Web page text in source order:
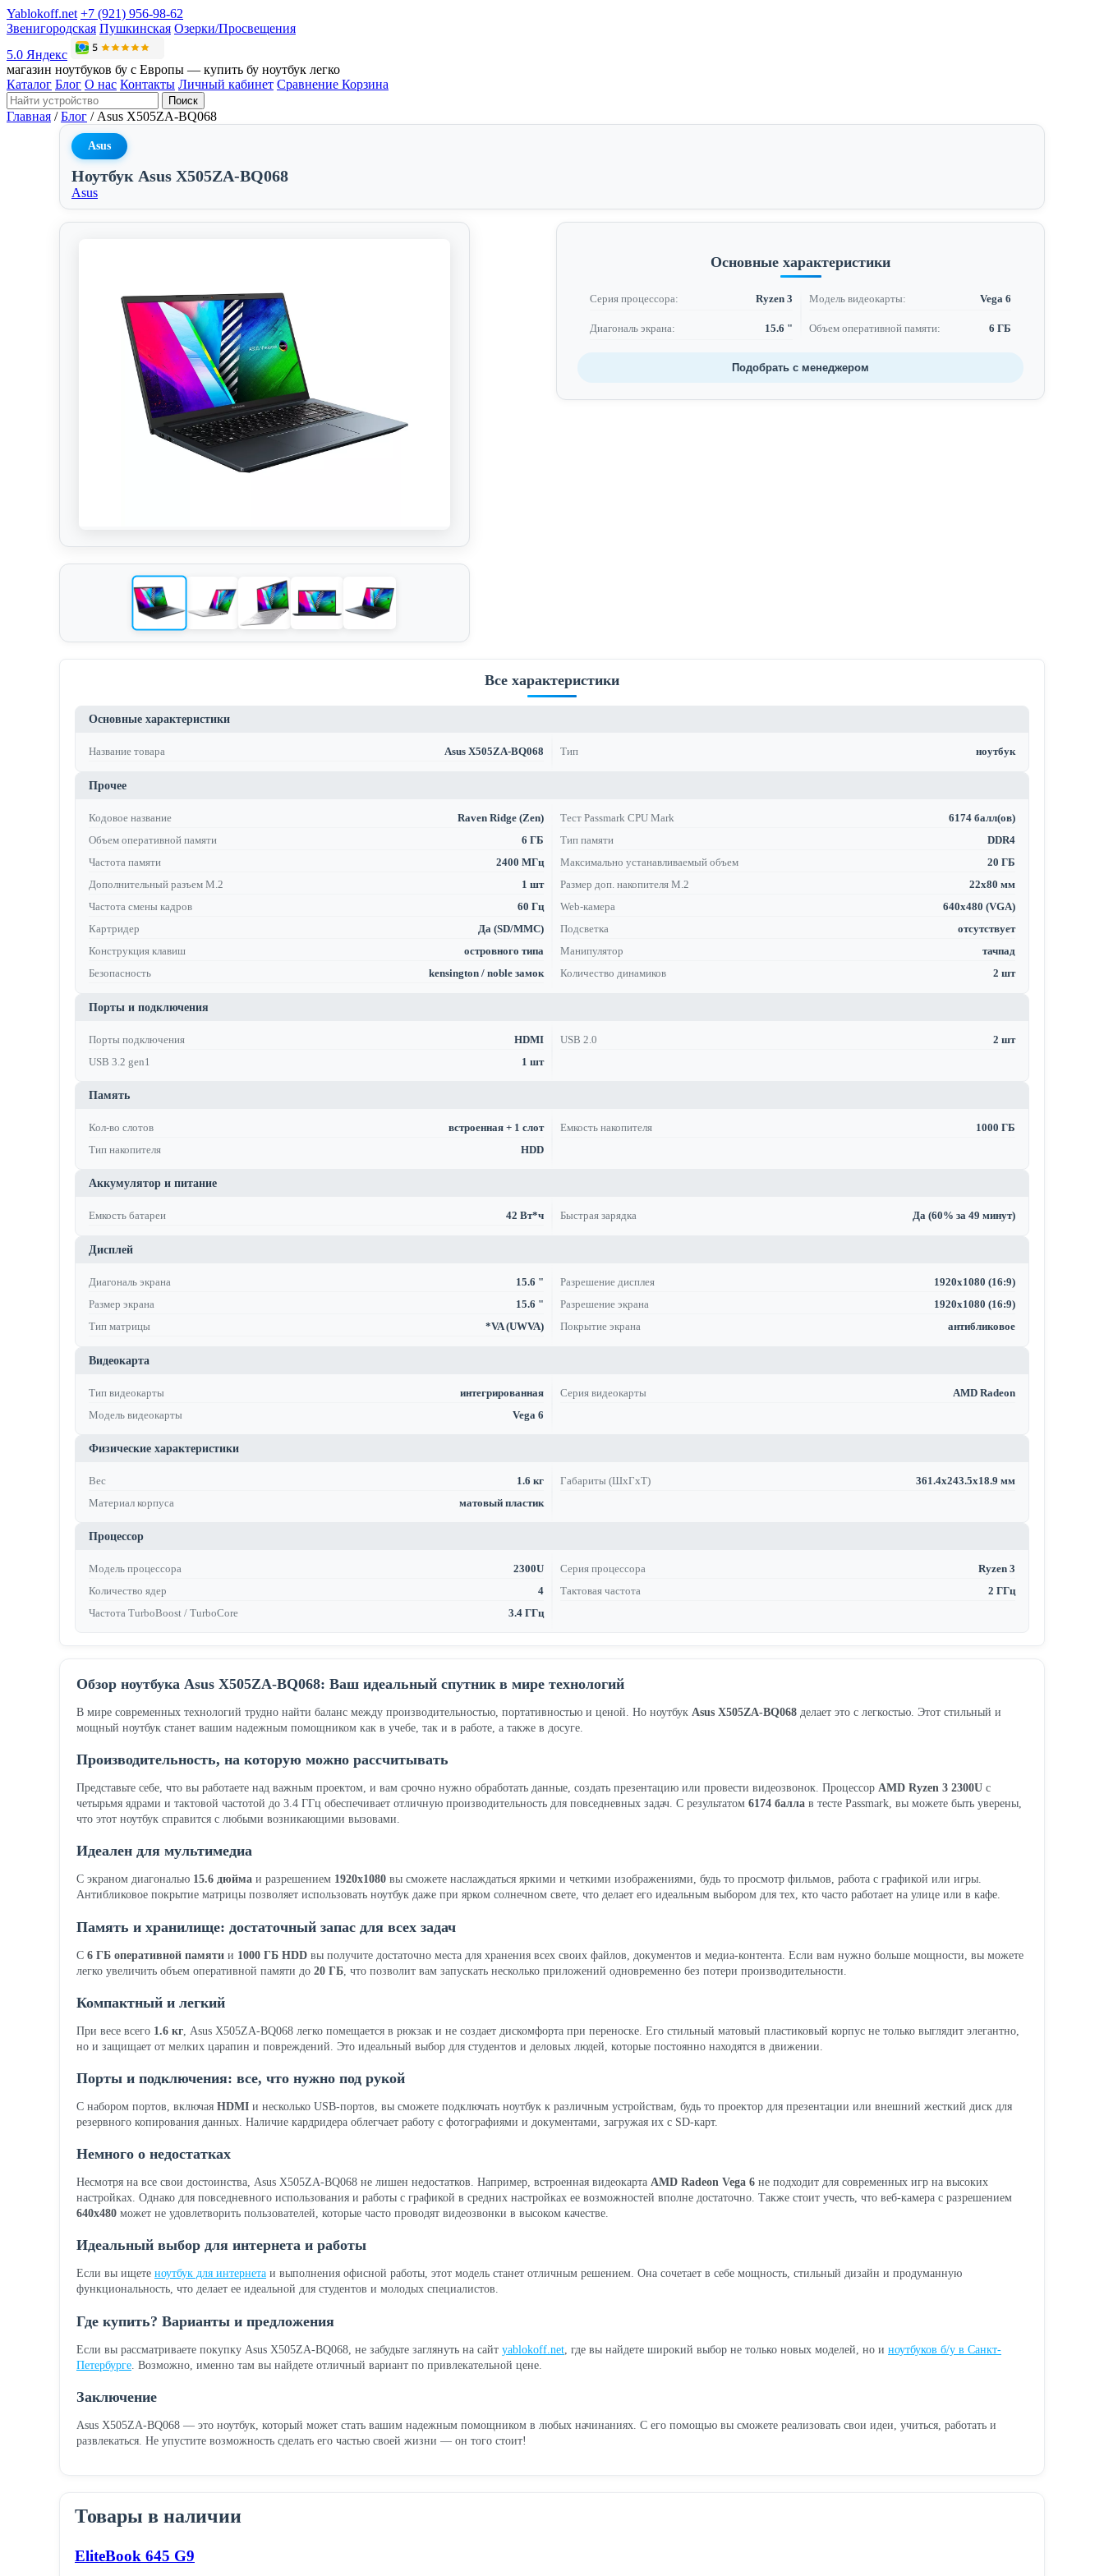
Yablokoff.net +7 (921) 956-98-62
Звенигородская Пушкинская Озерки/Просвещения
5.0 Яндекс
магазин ноутбуков бу с Европы — купить бу ноутбук легко
Каталог Блог О нас Контакты Личный кабинет Сравнение Корзина
Поиск
Главная / Блог / Asus X505ZA-BQ068
Asus
Ноутбук Asus X505ZA-BQ068
Asus
Основные характеристики
Серия процессора: Ryzen 3 Модель видеокарты: Vega 6
Диагональ экрана: 15.6 " Объем оперативной памяти: 6 ГБ
Подобрать с менеджером
Все характеристики
Основные характеристики
Название товара Asus X505ZA-BQ068 Тип ноутбук
Прочее
Кодовое название Raven Ridge (Zen) Тест Passmark CPU Mark
6174 балл(ов)
Объем оперативной памяти
6 ГБ Тип памяти
DDR4
Частота памяти
2400 МГц Максимально устанавливаемый объем
20 ГБ
Дополнительный разъем M.2
1 шт Размер доп. накопителя M.2
22x80 мм
Частота смены кадров
60 Гц Web-камера
640x480 (VGA)
Картридер
Да (SD/MMC) Подсветка
отсутствует
Конструкция клавиш
островного типа Манипулятор
тачпад
Безопасность
kensington / noble замок Количество динамиков 2 шт
Порты и подключения
Порты подключения HDMI USB 2.0
2 шт
USB 3.2 gen1
1 шт
Память
Кол-во слотов встроенная + 1 слот Емкость накопителя
1000 ГБ
Тип накопителя
HDD
Аккумулятор и питание
Емкость батареи 42 Вт*ч Быстрая зарядка Да (60% за 49 минут)
Дисплей
Диагональ экрана 15.6 " Разрешение дисплея
1920x1080 (16:9)
Размер экрана
15.6 " Разрешение экрана
1920x1080 (16:9)
Тип матрицы
*VA (UWVA) Покрытие экрана антибликовое
Видеокарта
Тип видеокарты интегрированная Серия видеокарты
AMD Radeon
Модель видеокарты
Vega 6
Физические характеристики
Вес 1.6 кг Габариты (ШхГхТ)
361.4x243.5x18.9 мм
Материал корпуса
матовый пластик
Процессор
Модель процессора 2300U Серия процессора
Ryzen 3
Количество ядер
4 Тактовая частота
2 ГГц
Частота TurboBoost / TurboCore
3.4 ГГц
Обзор ноутбука Asus X505ZA-BQ068: Ваш идеальный спутник в мире технологий
В мире современных технологий трудно найти баланс между производительностью, портативностью и ценой. Но ноутбук Asus X505ZA-BQ068 делает это с легкостью. Этот стильный и
мощный ноутбук станет вашим надежным помощником как в учебе, так и в работе, а также в досуге.
Производительность, на которую можно рассчитывать
Представьте себе, что вы работаете над важным проектом, и вам срочно нужно обработать данные, создать презентацию или провести видеозвонок. Процессор AMD Ryzen 3 2300U с
четырьмя ядрами и тактовой частотой до 3.4 ГГц обеспечивает отличную производительность для повседневных задач. С результатом 6174 балла в тесте Passmark, вы можете быть уверены,
что этот ноутбук справится с любыми возникающими вызовами.
Идеален для мультимедиа
С экраном диагональю 15.6 дюйма и разрешением 1920x1080 вы сможете наслаждаться яркими и четкими изображениями, будь то просмотр фильмов, работа с графикой или игры.
Антибликовое покрытие матрицы позволяет использовать ноутбук даже при ярком солнечном свете, что делает его идеальным выбором для тех, кто часто работает на улице или в кафе.
Память и хранилище: достаточный запас для всех задач
С 6 ГБ оперативной памяти и 1000 ГБ HDD вы получите достаточно места для хранения всех своих файлов, документов и медиа-контента. Если вам нужно больше мощности, вы можете
легко увеличить объем оперативной памяти до 20 ГБ , что позволит вам запускать несколько приложений одновременно без потери производительности.
Компактный и легкий
При весе всего 1.6 кг , Asus X505ZA-BQ068 легко помещается в рюкзак и не создает дискомфорта при переноске. Его стильный матовый пластиковый корпус не только выглядит элегантно,
но и защищает от мелких царапин и повреждений. Это идеальный выбор для студентов и деловых людей, которые постоянно находятся в движении.
Порты и подключения: все, что нужно под рукой
С набором портов, включая HDMI и несколько USB-портов, вы сможете подключать ноутбук к различным устройствам, будь то проектор для презентации или внешний жесткий диск для
резервного копирования данных. Наличие кардридера облегчает работу с фотографиями и документами, загружая их с SD-карт.
Немного о недостатках
Несмотря на все свои достоинства, Asus X505ZA-BQ068 не лишен недостатков. Например, встроенная видеокарта AMD Radeon Vega 6 не подходит для современных игр на высоких
настройках. Однако для повседневного использования и работы с графикой в средних настройках ее возможностей вполне достаточно. Также стоит учесть, что веб-камера с разрешением
640x480 может не удовлетворить пользователей, которые часто проводят видеозвонки в высоком качестве.
Идеальный выбор для интернета и работы
Если вы ищете ноутбук для интернета и выполнения офисной работы, этот модель станет отличным решением. Она сочетает в себе мощность, стильный дизайн и продуманную
функциональность, что делает ее идеальной для студентов и молодых специалистов.
Где купить? Варианты и предложения
Если вы рассматриваете покупку Asus X505ZA-BQ068, не забудьте заглянуть на сайт yablokoff.net , где вы найдете широкий выбор не только новых моделей, но и ноутбуков б/у в Санкт-
Петербурге . Возможно, именно там вы найдете отличный вариант по привлекательной цене.
Заключение
Asus X505ZA-BQ068 — это ноутбук, который может стать вашим надежным помощником в любых начинаниях. С его помощью вы сможете реализовать свои идеи, учиться, работать и
развлекаться. Не упустите возможность сделать его частью своей жизни — он того стоит!
Товары в наличии
EliteBook 645 G9